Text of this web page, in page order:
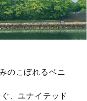
のこぼれるベニ
、ユナイテッド